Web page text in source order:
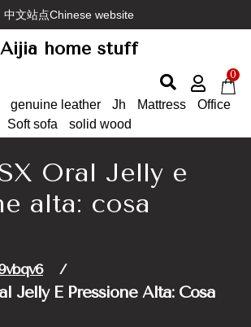
中文站点Chinese website
Aijia home stuff
0
genuine leather Jh Mattress
Office
Soft sofa
solid wood
Oral Jelly e
alta: cosa
/
Jelly E Pressione Alta: Cosa